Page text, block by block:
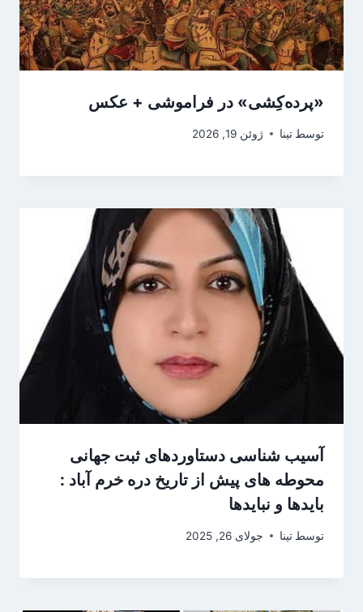
«پرده‌کِشی» در فراموشی + عکس
توسط تینا ژوئن 19, 2026
آسیب شناسی دستاوردهای ثبت جهانی
محوطه های پیش از تاریخ دره خرم آباد :
بایدها و نبایدها
توسط تینا جولای 26, 2025